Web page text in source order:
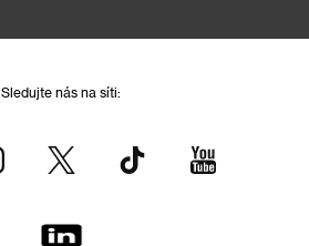
Sledujte nás na síti: